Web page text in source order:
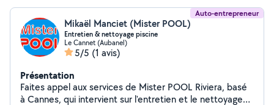
Auto-entrepreneur
Mikaël Manciet (Mister POOL)
Entretien & nettoyage piscine
Le Cannet (Aubanel)
5/5 (1 avis)
Présentation
Faites appel aux services de Mister POOL Riviera, basé
à Cannes, qui intervient sur l'entretien et le nettoyage